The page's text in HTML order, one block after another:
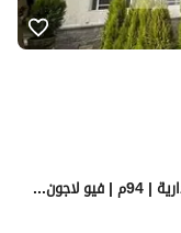
شقة غرفتين للبيع في سيتي أوفال العاصمة الإدارية | 94م | فيو لاجون | مقدم 368 ألف فقط